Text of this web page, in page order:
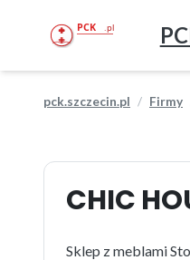
pck.szczecin.pl Firmy
CHIC
Sklep z meblami